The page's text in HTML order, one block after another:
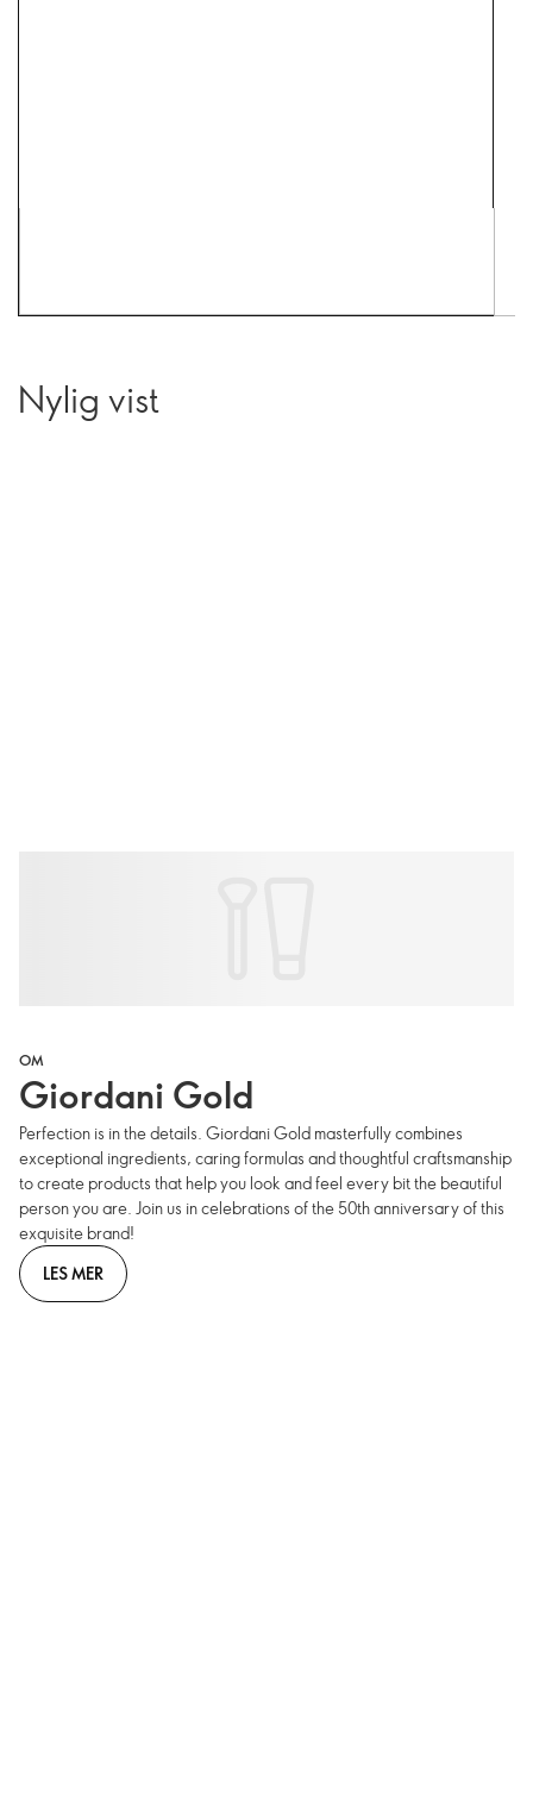
Nylig vist
OM
Giordani Gold
Perfection is in the details. Giordani Gold masterfully combines
exceptional ingredients, caring formulas and thoughtful craftsmanship
to create products that help you look and feel every bit the beautiful
person you are. Join us in celebrations of the 50th anniversary of this
exquisite brand!
LES MER